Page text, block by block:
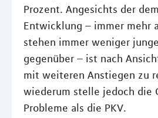
Prozent. Angesichts der
Entwicklung – immer mehr
stehen immer weniger
gegenüber – ist nach
mit weiteren Anstiegen zu
wiederum stelle jedoch die
Probleme als die PKV.